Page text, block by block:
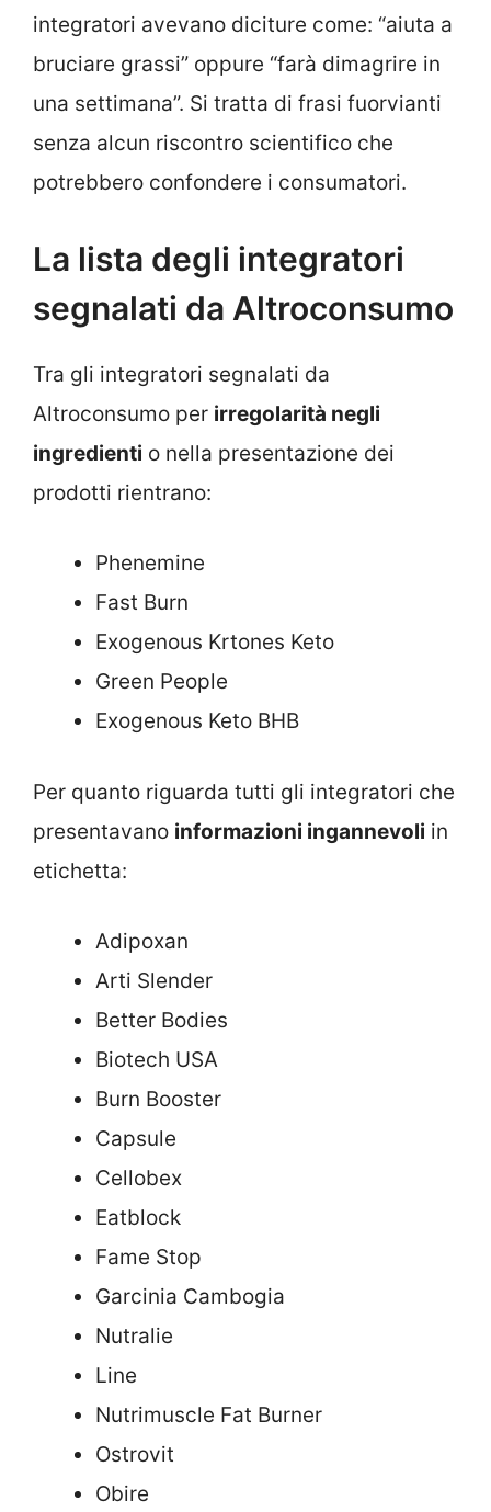
integratori avevano diciture come: “aiuta a
bruciare grassi” oppure “farà dimagrire in
una settimana”. Si tratta di frasi fuorvianti
senza alcun riscontro scientifico che
potrebbero confondere i consumatori.
La lista degli integratori
segnalati da Altroconsumo
Tra gli integratori segnalati da
Altroconsumo per irregolarità negli
ingredienti o nella presentazione dei
prodotti rientrano:
Phenemine
Fast Burn
Exogenous Krtones Keto
Green People
Exogenous Keto BHB
Per quanto riguarda tutti gli integratori che
presentavano informazioni ingannevoli in
etichetta:
Adipoxan
Arti Slender
Better Bodies
Biotech USA
Burn Booster
Capsule
Cellobex
Eatblock
Fame Stop
Garcinia Cambogia
Nutralie
Line
Nutrimuscle Fat Burner
Ostrovit
Obire